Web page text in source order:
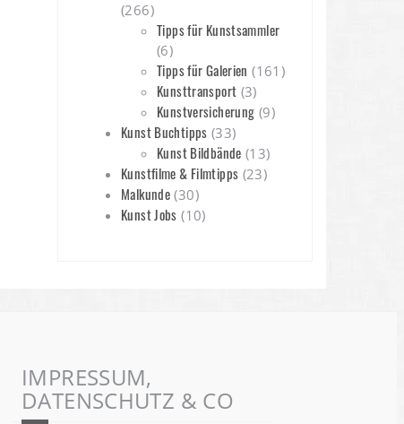
(266)
Tipps für Kunstsammler
(6)
Tipps für Galerien (161)
Kunsttransport (3)
Kunstversicherung (9)
Kunst Buchtipps (33)
Kunst Bildbände (13)
Kunstfilme & Filmtipps (23)
Malkunde (30)
Kunst Jobs (10)
IMPRESSUM,
DATENSCHUTZ & CO